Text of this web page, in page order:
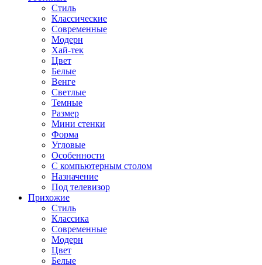
Стиль
Классические
Современные
Модерн
Хай-тек
Цвет
Белые
Венге
Светлые
Темные
Размер
Мини стенки
Форма
Угловые
Особенности
С компьютерным столом
Назначение
Под телевизор
Прихожие
Стиль
Классика
Современные
Модерн
Цвет
Белые